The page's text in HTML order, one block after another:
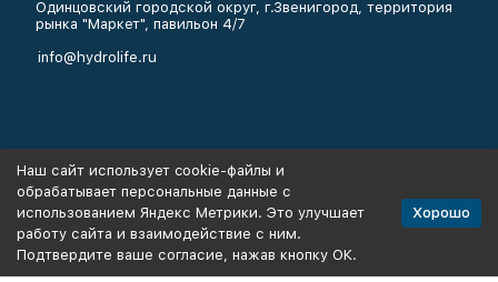
Одинцовский городской округ, г.Звенигород, территория
рынка "Маркет", павильон 4/7
info@hydrolife.ru
Информация
Наш сайт использует cookie-файлы и
обрабатывает персональные данные с
использованием Яндекс Метрики. Это улучшает
работу сайта и взаимодействие с ним.
Подтвердите ваше согласие, нажав кнопку ОК.
Хорошо